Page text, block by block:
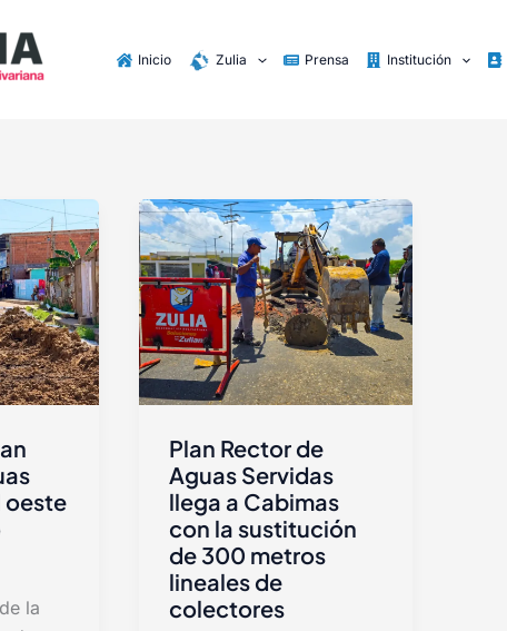
Inicio Zulia Prensa Institución
oeste
la
Plan Rector de
Aguas Servidas
llega a Cabimas
con la sustitución
de 300 metros
lineales de
colectores